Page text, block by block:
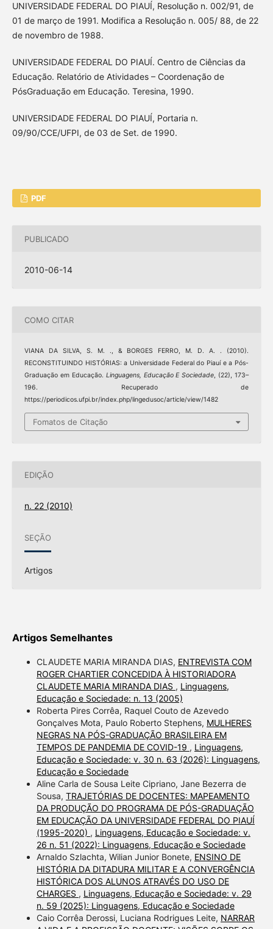
UNIVERSIDADE FEDERAL DO PIAUÍ, Resolução n. 002/91, de
01 de março de 1991. Modifica a Resolução n. 005/ 88, de 22
de novembro de 1988.
UNIVERSIDADE FEDERAL DO PIAUÍ. Centro de Ciências da
Educação. Relatório de Atividades – Coordenação de
PósGraduação em Educação. Teresina, 1990.
UNIVERSIDADE FEDERAL DO PIAUÍ, Portaria n.
09/90/CCE/UFPI, de 03 de Set. de 1990.
PDF
PUBLICADO
2010-06-14
COMO CITAR
VIANA DA SILVA, S. M. ., & BORGES FERRO, M. D. A. . (2010).
RECONSTITUINDO HISTÓRIAS: a Universidade Federal do Piauí e a Pós-
Graduação em Educação. Linguagens, Educação E Sociedade, (22), 173–
196. Recuperado de
https://periodicos.ufpi.br/index.php/lingedusoc/article/view/1482
Fomatos de Citação
EDIÇÃO
n. 22 (2010)
SEÇÃO
Artigos
Artigos Semelhantes
CLAUDETE MARIA MIRANDA DIAS, ENTREVISTA COM
ROGER CHARTIER CONCEDIDA À HISTORIADORA
CLAUDETE MARIA MIRANDA DIAS , Linguagens,
Educação e Sociedade: n. 13 (2005)
Roberta Pires Corrêa, Raquel Couto de Azevedo
Gonçalves Mota, Paulo Roberto Stephens, MULHERES
NEGRAS NA PÓS-GRADUAÇÃO BRASILEIRA EM
TEMPOS DE PANDEMIA DE COVID-19 , Linguagens,
Educação e Sociedade: v. 30 n. 63 (2026): Linguagens,
Educação e Sociedade
Aline Carla de Sousa Leite Cipriano, Jane Bezerra de
Sousa, TRAJETÓRIAS DE DOCENTES: MAPEAMENTO
DA PRODUÇÃO DO PROGRAMA DE PÓS-GRADUAÇÃO
EM EDUCAÇÃO DA UNIVERSIDADE FEDERAL DO PIAUÍ
(1995-2020) , Linguagens, Educação e Sociedade: v.
26 n. 51 (2022): Linguagens, Educação e Sociedade
Arnaldo Szlachta, Wilian Junior Bonete, ENSINO DE
HISTÓRIA DA DITADURA MILITAR E A CONVERGÊNCIA
HISTÓRICA DOS ALUNOS ATRAVÉS DO USO DE
CHARGES , Linguagens, Educação e Sociedade: v. 29
n. 59 (2025): Linguagens, Educação e Sociedade
Caio Corrêa Derossi, Luciana Rodrigues Leite, NARRAR